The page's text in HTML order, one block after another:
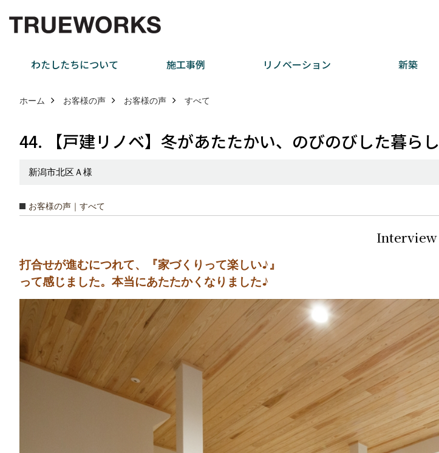
わたしたちについて 施工事例 リノベーション 新築
ホーム お客様の声 お客様の声 すべて
44. 【戸建リノベ】冬があたたかい、のびのびした暮らし
新潟市北区Ａ様
お客様の声｜すべて
Interview
打合せが進むにつれて、『家づくりって楽しい♪』
って感じました。本当にあたたかくなりました♪